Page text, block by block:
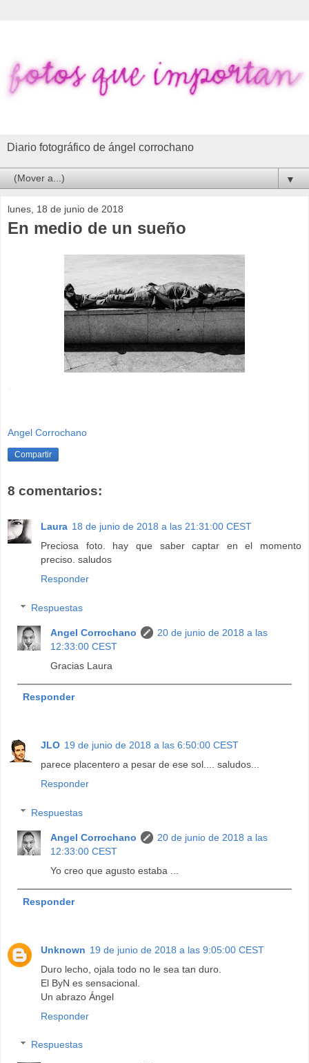
Diario fotográfico de ángel corrochano
▼
lunes, 18 de junio de 2018
En medio de un sueño
Angel Corrochano
Compartir
8 comentarios:
Laura 18 de junio de 2018 a las 21:31:00 CEST
Preciosa foto. hay que saber captar en el momento
preciso. saludos
Responder
Respuestas
Angel Corrochano
20 de junio de 2018 a las
12:33:00 CEST
Gracias Laura
Responder
JLO 19 de junio de 2018 a las 6:50:00 CEST
parece placentero a pesar de ese sol.... saludos...
Responder
Respuestas
Angel Corrochano
20 de junio de 2018 a las
12:33:00 CEST
Yo creo que agusto estaba ...
Responder
Unknown 19 de junio de 2018 a las 9:05:00 CEST
Duro lecho, ojala todo no le sea tan duro.
El ByN es sensacional.
Un abrazo Ángel
Responder
Respuestas